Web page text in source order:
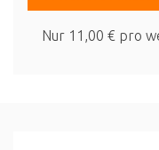
Nur 11,00 € pro